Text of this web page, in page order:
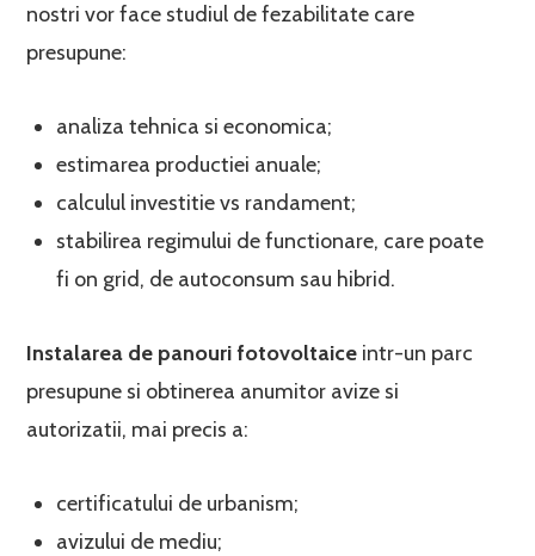
nostri vor face studiul de fezabilitate care
presupune:
analiza tehnica si economica;
estimarea productiei anuale;
calculul investitie vs randament;
stabilirea regimului de functionare, care poate
fi on grid, de autoconsum sau hibrid.
Instalarea de panouri fotovoltaice intr-un parc
presupune si obtinerea anumitor avize si
autorizatii, mai precis a:
certificatului de urbanism;
avizului de mediu;